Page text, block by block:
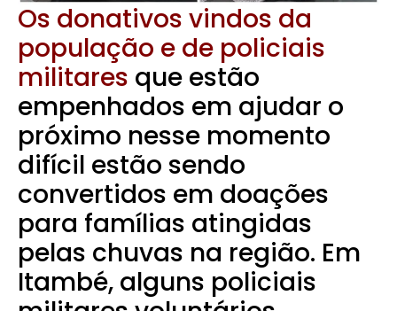
Os donativos vindos da
população e de policiais
militares que estão
empenhados em ajudar o
próximo nesse momento
difícil estão sendo
convertidos em doações
para famílias atingidas
pelas chuvas na região. Em
Itambé, alguns policiais